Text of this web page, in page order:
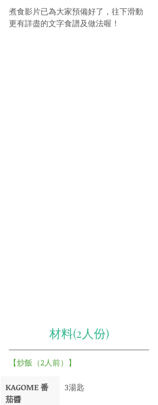
煮食影片已為大家預備好了，往下滑動
更有詳盡的文字食譜及做法喔！
材料(2人份)
【炒飯（2人前）】
KAGOME 番
茄醬
3湯匙